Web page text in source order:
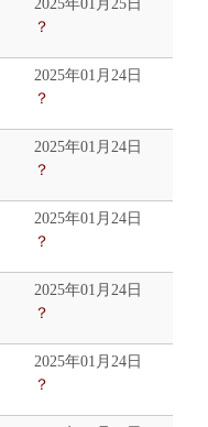
2025年01月25日
？
2025年01月24日
？
2025年01月24日
？
2025年01月24日
？
2025年01月24日
？
2025年01月24日
？